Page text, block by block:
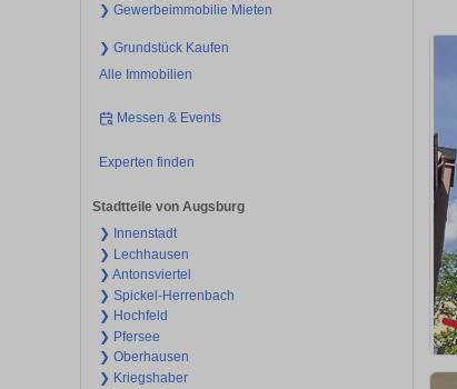
❯ Gewerbeimmobilie Mieten
❯ Grundstück Kaufen
Alle Immobilien
Messen & Events
Experten finden
Stadtteile von Augsburg
❯ Innenstadt
❯ Lechhausen
❯ Antonsviertel
❯ Spickel-Herrenbach
❯ Hochfeld
❯ Pfersee
❯ Oberhausen
❯ Kriegshaber